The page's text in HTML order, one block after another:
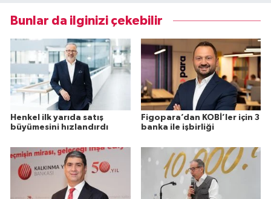
Bunlar da ilginizi çekebilir
Henkel ilk yarıda satış
büyümesini hızlandırdı
Figopara’dan KOBİ’ler için 3
banka ile işbirliği